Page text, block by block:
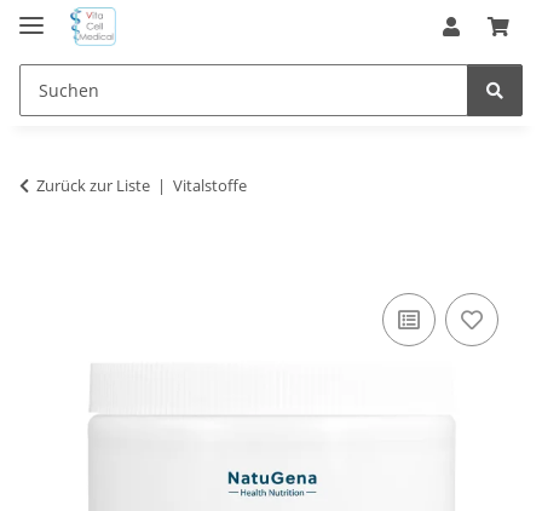
Zurück zur Liste Vitalstoffe